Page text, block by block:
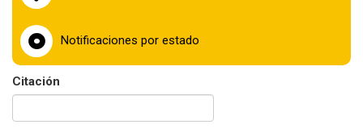
Notificaciones por estado
Citación